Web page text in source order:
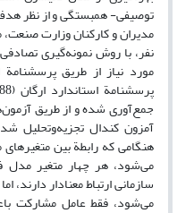
توصیفی- همبستگی و از نظر
مورد نیاز از طریق
جمع‌آوری شده و از طریق
آمزون کندال تجزیه‌وتحلیل
هنگامی که رابطة بین
می‌شود، هر چهار متغیر مدل
سازمانی ارتباط معنادار دارند،
می‌شود، فقط عامل مشارکت